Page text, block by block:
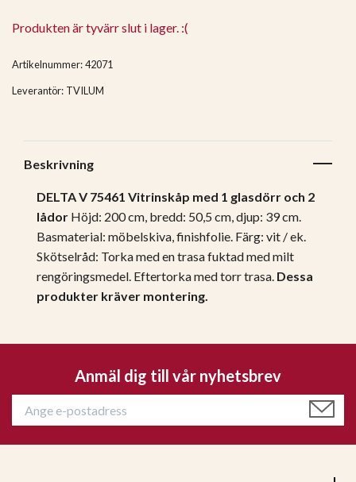
Produkten är tyvärr slut i lager. :(
Artikelnummer:42071
Leverantör: TVILUM
Beskrivning
DELTA V 75461 Vitrinskåp med 1 glasdörr och 2
lådor Höjd: 200 cm, bredd: 50,5 cm, djup: 39 cm.
Basmaterial: möbelskiva, finishfolie. Färg: vit / ek.
Skötselråd: Torka med en trasa fuktad med milt
rengöringsmedel. Eftertorka med torr trasa. Dessa
produkter kräver montering.
Anmäl dig till vår nyhetsbrev